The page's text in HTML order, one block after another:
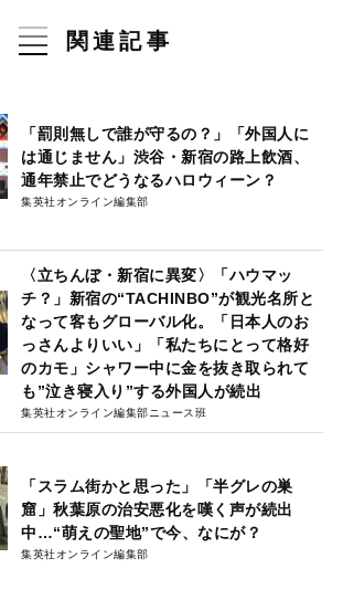
関連記事
「罰則無しで誰が守るの？」「外国人に
は通じません」渋谷・新宿の路上飲酒、
通年禁止でどうなるハロウィーン？
集英社オンライン編集部
〈立ちんぼ・新宿に異変〉「ハウマッ
チ？」新宿の“TACHINBO”が観光名所と
なって客もグローバル化。「日本人のお
っさんよりいい」「私たちにとって格好
のカモ」シャワー中に金を抜き取られて
も”泣き寝入り”する外国人が続出
集英社オンライン編集部ニュース班
「スラム街かと思った」「半グレの巣
窟」秋葉原の治安悪化を嘆く声が続出
中…“萌えの聖地”で今、なにが？
集英社オンライン編集部